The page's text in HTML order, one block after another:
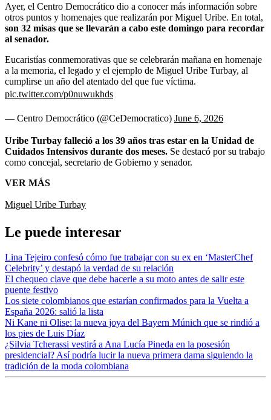
Ayer, el Centro Democrático dio a conocer más información sobre
otros puntos y homenajes que realizarán por Miguel Uribe. En total,
son 32 misas que se llevarán a cabo este domingo para recordar
al senador.
Eucaristías conmemorativas que se celebrarán mañana en homenaje
a la memoria, el legado y el ejemplo de Miguel Uribe Turbay, al
cumplirse un año del atentado del que fue víctima.
pic.twitter.com/p0nuwukhds
— Centro Democrático (@CeDemocratico) June 6, 2026
Uribe Turbay falleció a los 39 años tras estar en la Unidad de
Cuidados Intensivos durante dos meses. Se destacó por su trabajo
como concejal, secretario de Gobierno y senador.
VER MÁS
Miguel Uribe Turbay
Le puede interesar
Lina Tejeiro confesó cómo fue trabajar con su ex en ‘MasterChef
Celebrity’ y destapó la verdad de su relación
El chequeo clave que debe hacerle a su moto antes de salir este
puente festivo
Los siete colombianos que estarían confirmados para la Vuelta a
España 2026: salió la lista
Ni Kane ni Olise: la nueva joya del Bayern Múnich que se rindió a
los pies de Luis Díaz
¿Silvia Tcherassi vestirá a Ana Lucía Pineda en la posesión
presidencial? Así podría lucir la nueva primera dama siguiendo la
tradición de la moda colombiana